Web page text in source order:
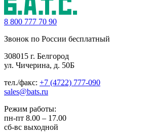
8 800 777 70 90
Звонок по России бесплатный
308015 г. Белгород
ул. Чичерина, д. 50Б
тел./факс: +7 (4722) 777-090
sales@bats.ru
Режим работы:
пн-пт 8.00 – 17.00
сб-вс выходной